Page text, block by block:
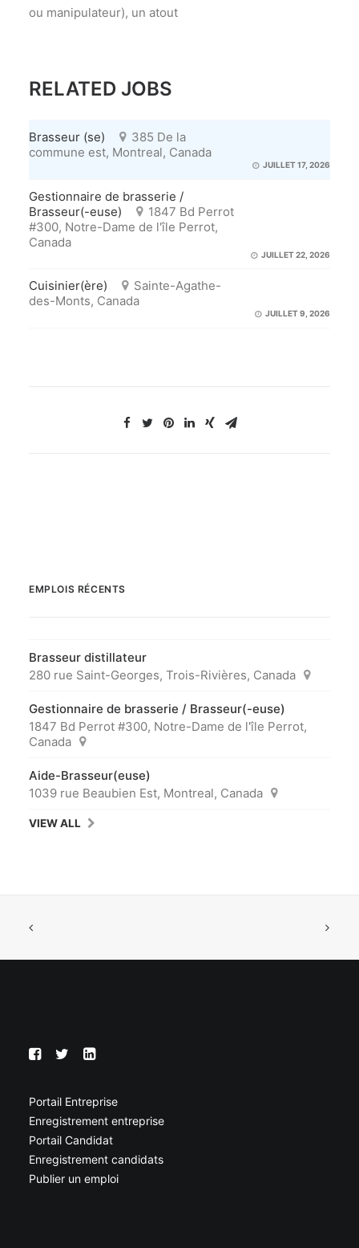
ou manipulateur), un atout
RELATED JOBS
Brasseur (se)
385 De la
commune est, Montreal, Canada
JUILLET 17, 2026
Gestionnaire de brasserie /
Brasseur(-euse)
1847 Bd Perrot
#300, Notre-Dame de l'île Perrot,
Canada
JUILLET 22, 2026
Cuisinier(ère)
Sainte-Agathe-
des-Monts, Canada
JUILLET 9, 2026
EMPLOIS RÉCENTS
Brasseur distillateur
280 rue Saint-Georges, Trois-Rivières, Canada
Gestionnaire de brasserie / Brasseur(-euse)
1847 Bd Perrot #300, Notre-Dame de l'île Perrot,
Canada
Aide-Brasseur(euse)
1039 rue Beaubien Est, Montreal, Canada
VIEW ALL
Portail Entreprise
Enregistrement entreprise
Portail Candidat
Enregistrement candidats
Publier un emploi